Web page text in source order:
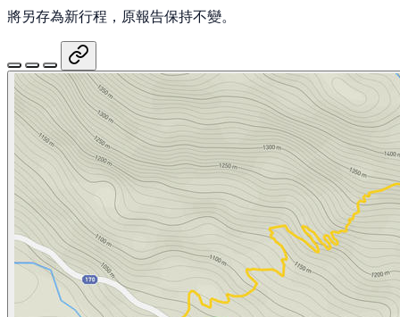
將另存為新行程，原報告保持不變。